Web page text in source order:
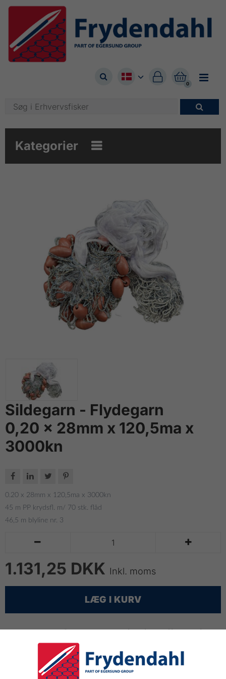


0


Kategorier 
Sildegarn - Flydegarn
0,20 x 28mm x 120,5ma x
3000kn
   
0.20 x 28mm x 120,5ma x 3000kn
45 m PP krydsfl. m/ 70 stk. flåd
46,5 m blyline nr. 3
 
1.131,25 DKK Inkl. moms
LÆG I KURV
Monteret flydegarn til sildefiskeri
Type: Monofilnet
Trådtykkelse: 0.20